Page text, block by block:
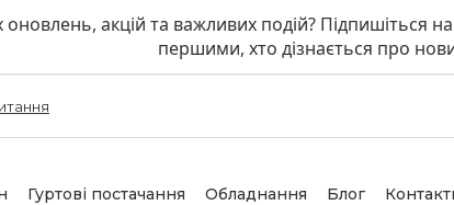
оновлень, акцій та важливих подій? Підпишіться
першими, хто дізнається про
Гуртові постачання Обладнання Блог